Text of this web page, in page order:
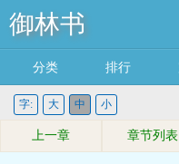
御林书
分类 排行
字: 大 中 小
上一章 章节列表